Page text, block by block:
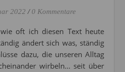
2022 / 0 Kommentare
ändert sich was, ständig
dazu, die unseren Alltag
wirbeln… seit über